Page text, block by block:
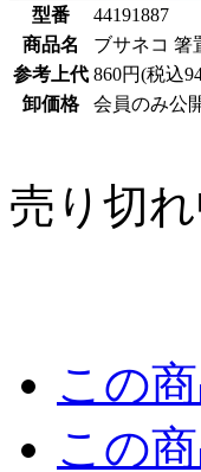
型番
44191887
商品名
ブサネコ 箸
参考上代 860円(税込
卸価格
会員のみ公
売り切
この
この